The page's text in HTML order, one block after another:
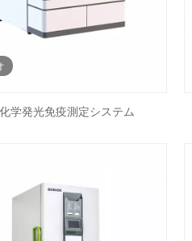
学発光免疫測定システム